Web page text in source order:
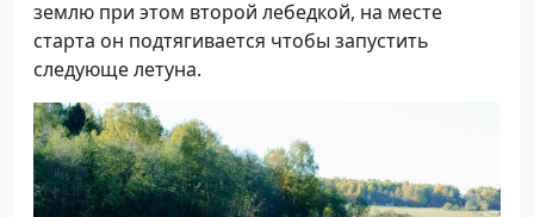
землю при этом второй лебедкой, на месте
старта он подтягивается чтобы запустить
следующе летуна.